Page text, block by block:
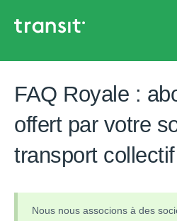
FAQ Royale :
offert par votre
transport collectif
Nous nous associons à des